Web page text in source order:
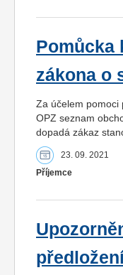
Pomůcka
zákona o
Za účelem pomoci
OPZ seznam
dopadá zákaz
23. 09. 2021
Příjemce